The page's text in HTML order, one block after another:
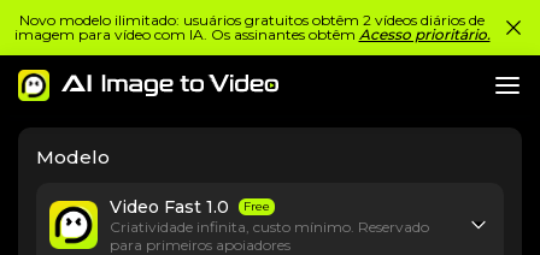
Novo modelo ilimitado: usuários gratuitos obtêm 2 vídeos diários de
imagem para vídeo com IA. Os assinantes obtêm Acesso prioritário.
Modelo
Video Fast 1.0 Free
Criatividade infinita, custo mínimo. Reservado
para primeiros apoiadores